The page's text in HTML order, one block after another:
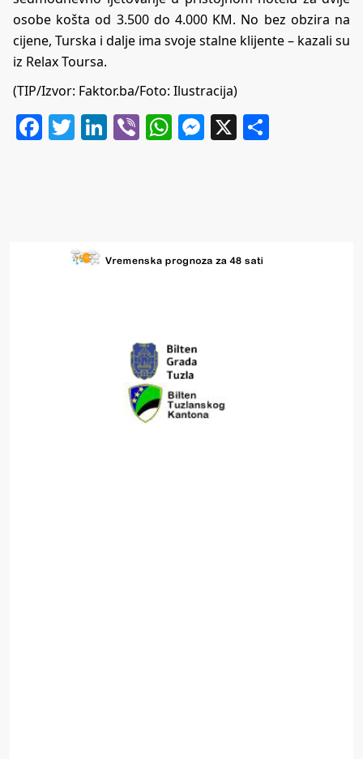
osobe košta od 3.500 do 4.000 KM. No bez obzira na
cijene, Turska i dalje ima svoje stalne klijente – kazali su
iz Relax Toursa.
(TIP/Izvor: Faktor.ba/Foto: Ilustracija)
Facebook
Twitter
LinkedIn
ViberWhatsApp
Messenger
X